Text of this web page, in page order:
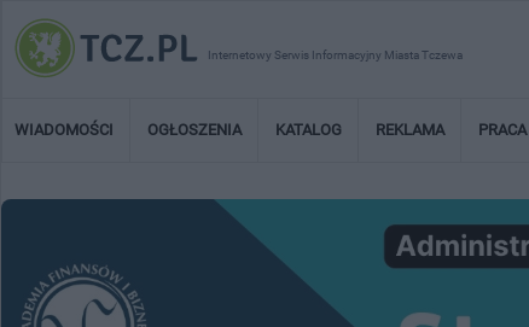
Internetowy Serwis Informacyjny Miasta Tczewa
WIADOMOŚCI OGŁOSZENIA KATALOG REKLAMA PRACA